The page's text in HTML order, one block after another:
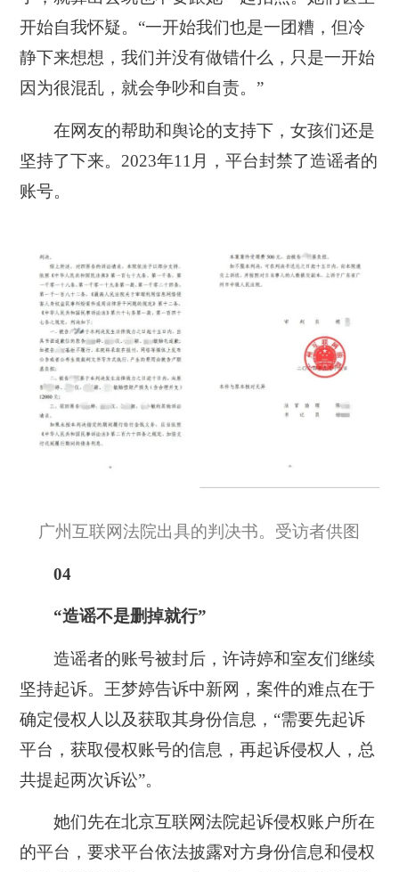
开始自我怀疑。“一开始我们也是一团糟，但冷
静下来想想，我们并没有做错什么，只是一开始
因为很混乱，就会争吵和自责。”
在网友的帮助和舆论的支持下，女孩们还是
坚持了下来。2023年11月，平台封禁了造谣者的
账号。
广州互联网法院出具的判决书。受访者供图
04
“造谣不是删掉就行”
造谣者的账号被封后，许诗婷和室友们继续
坚持起诉。王梦婷告诉中新网，案件的难点在于
确定侵权人以及获取其身份信息，“需要先起诉
平台，获取侵权账号的信息，再起诉侵权人，总
共提起两次诉讼”。
她们先在北京互联网法院起诉侵权账户所在
的平台，要求平台依法披露对方身份信息和侵权